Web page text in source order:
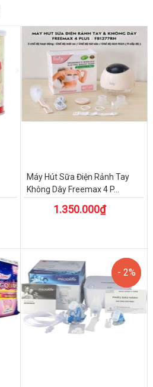
Máy Hút Sữa Điện Rảnh Tay
Không Dây Freemax 4 P...
1.350.000₫
- 2%
- 2%